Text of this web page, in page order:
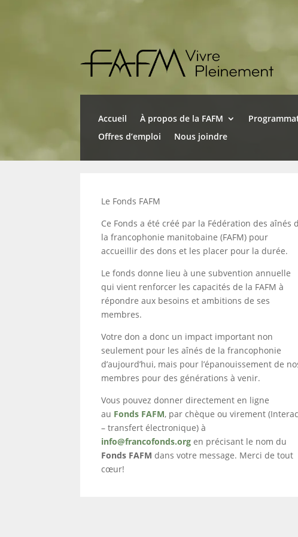
Accueil À propos de la FAFM
Offres d’emploi
Nous joindre
Le Fonds FAFM
Ce Fonds a été créé par la Fédération des aînés
la francophonie manitobaine (FAFM) pour
accueillir des dons et les placer pour la durée.
Le fonds donne lieu à une subvention annuelle
qui vient renforcer les capacités de la FAFM à
répondre aux besoins et ambitions de ses
membres.
Votre don a donc un impact important non
seulement pour les aînés de la francophonie
d’aujourd’hui, mais pour l’épanouissement de
membres pour des générations à venir.
Vous pouvez donner directement en ligne
au Fonds FAFM, par chèque ou virement (Interac
– transfert électronique) à
info@francofonds.org en précisant le nom du
Fonds FAFM dans votre message. Merci de tout
cœur!